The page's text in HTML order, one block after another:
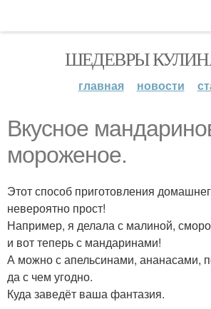
ШЕДЕВРЫ
главная новости
Вкусное
мороженое.
Этот способ приготовления
невероятно прост!
Например, я делала с малиной,
и вот теперь с мандаринами!
А можно с апельсинами, ананасами,
да с чем угодно.
Куда заведёт ваша фантазия.